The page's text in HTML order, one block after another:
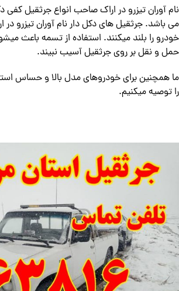
نام آوران تیزرو در اراک صاحب انواع جرثقیل کفی
می باشد. جرثقیل های دکل دار نام آوران تیزرو در
خودرو را بلند میکنند. استفاده از تسمه باعث
حمل و نقل بر روی جرثقیل آسیب نبیند.
ما همچنین برای خودروهای مدل بالا و حساس
را توصیه میکنیم.